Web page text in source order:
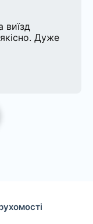
виїзд
Дуже